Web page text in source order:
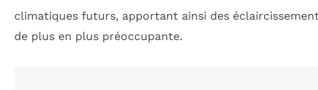
climatiques futurs, apportant ainsi des
de plus en plus préoccupante.